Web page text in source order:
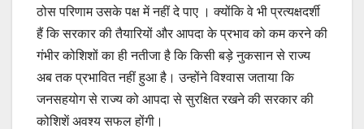
ठोस परिणाम उसके पक्ष में नहीं दे पाए । क्योंकि वे भी प्रत्यक्षदर्शी
हैं कि सरकार की तैयारियों और आपदा के प्रभाव को कम करने की
गंभीर कोशिशों का ही नतीजा है कि किसी बड़े नुकसान से राज्य
अब तक प्रभावित नहीं हुआ है। उन्होंने विश्वास जताया कि
जनसहयोग से राज्य को आपदा से सुरक्षित रखने की सरकार की
कोशिशें अवश्य सफल होंगी।